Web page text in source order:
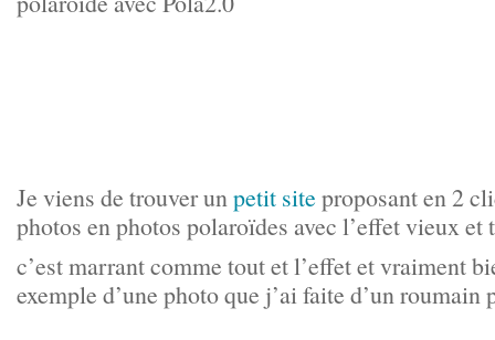
Je viens de trouver unpetit site proposant en 2
photos en photos polaroïdes avec l’effet vieux et
c’est marrant comme tout et l’effet et vraiment
exemple d’une photo que j’ai faite d’un